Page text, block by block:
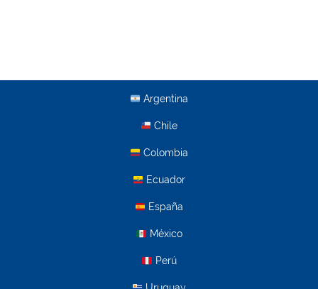
Argentina
Chile
Colombia
Ecuador
España
México
Perú